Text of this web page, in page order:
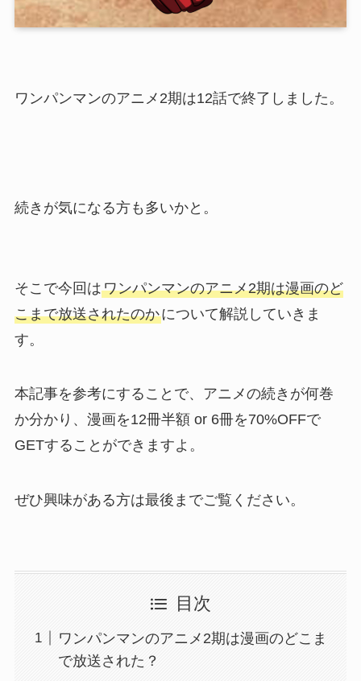
ワンパンマンのアニメ2期は12話で終了しました。
続きが気になる方も多いかと。
そこで今回はワンパンマンのアニメ2期は漫画のど
こまで放送されたのかについて解説していきま
す。
本記事を参考にすることで、アニメの続きが何巻
か分かり、漫画を12冊半額 or 6冊を70%OFFで
GETすることができますよ。
ぜひ興味がある方は最後までご覧ください。
目次
ワンパンマンのアニメ2期は漫画のどこま
で放送された？